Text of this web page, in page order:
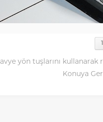
1
yön tuşlarını kullanarak
Konuya